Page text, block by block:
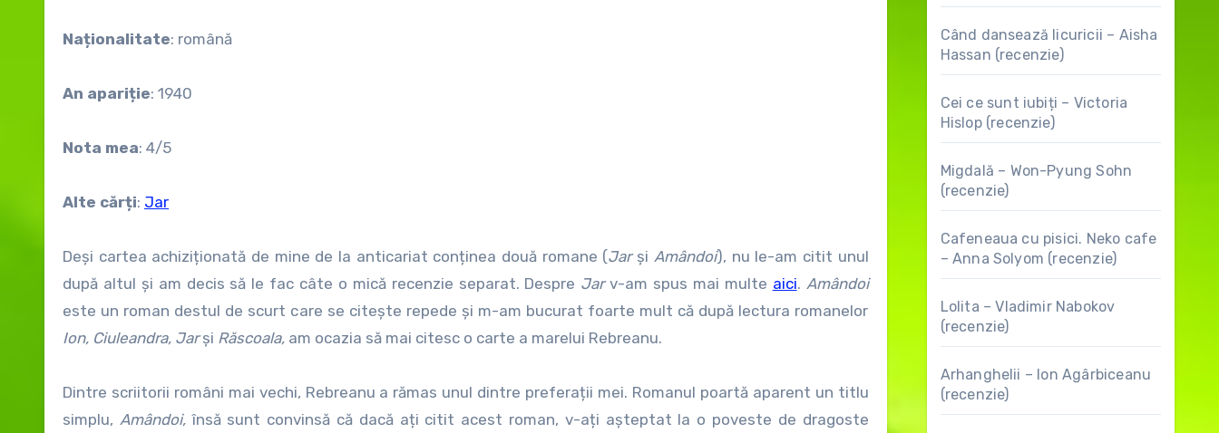
Naționalitate: română
An apariție: 1940
Nota mea: 4/5
Alte cărți: Jar
Deși cartea achiziționată de mine de la anticariat conținea două romane (Jar și Amândoi), nu le-am citit unul
după altul și am decis să le fac câte o mică recenzie separat. Despre Jarv-am spus mai multe aici. Amândoi
este un roman destul de scurt care se citește repede și m-am bucurat foarte mult că după lectura romanelor
Ion, Ciuleandra, Jarși Răscoala, am ocazia să mai citesc o carte a marelui Rebreanu.
Dintre scriitorii români mai vechi, Rebreanu a rămas unul dintre preferații mei. Romanul poartă aparent un titlu
simplu, Amândoi,însă sunt convinsă că dacă ați citit acest roman, v-ați așteptat la o poveste de dragoste
Când dansează licuricii – Aisha
Hassan (recenzie)
Cei ce sunt iubiți – Victoria
Hislop (recenzie)
Migdală – Won-Pyung Sohn
(recenzie)
Cafeneaua cu pisici. Neko cafe
– Anna Solyom (recenzie)
Lolita – Vladimir Nabokov
(recenzie)
Arhanghelii – Ion Agârbiceanu
(recenzie)